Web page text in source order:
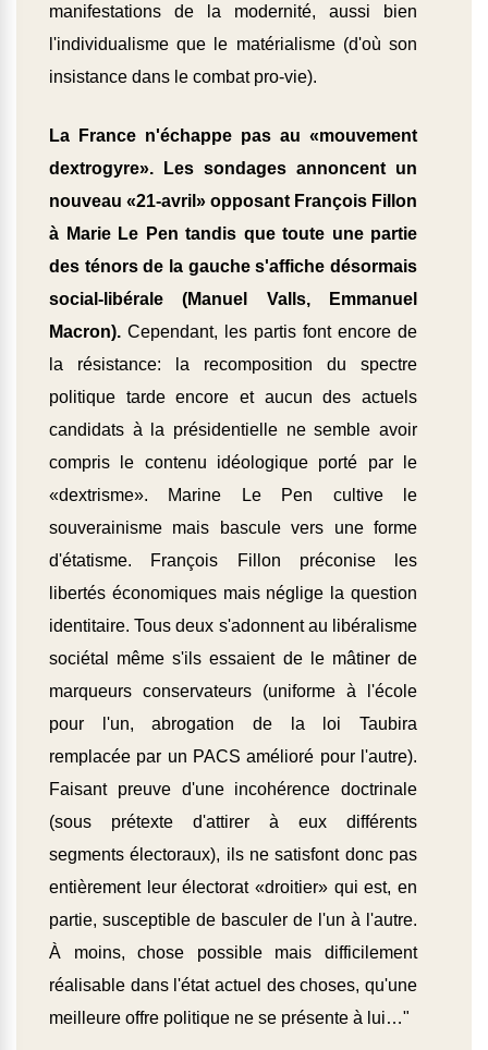
manifestations de la modernité, aussi bien
l'individualisme que le matérialisme (d'où son
insistance dans le combat pro-vie).
La France n'échappe pas au «mouvement
dextrogyre». Les sondages annoncent un
nouveau «21-avril» opposant François Fillon
à Marie Le Pen tandis que toute une partie
des ténors de la gauche s'affiche désormais
social-libérale (Manuel Valls, Emmanuel
Macron). Cependant, les partis font encore de
la résistance: la recomposition du spectre
politique tarde encore et aucun des actuels
candidats à la présidentielle ne semble avoir
compris le contenu idéologique porté par le
«dextrisme». Marine Le Pen cultive le
souverainisme mais bascule vers une forme
d'étatisme. François Fillon préconise les
libertés économiques mais néglige la question
identitaire. Tous deux s'adonnent au libéralisme
sociétal même s'ils essaient de le mâtiner de
marqueurs conservateurs (uniforme à l'école
pour l'un, abrogation de la loi Taubira
remplacée par un PACS amélioré pour l'autre).
Faisant preuve d'une incohérence doctrinale
(sous prétexte d'attirer à eux différents
segments électoraux), ils ne satisfont donc pas
entièrement leur électorat «droitier» qui est, en
partie, susceptible de basculer de l'un à l'autre.
À moins, chose possible mais difficilement
réalisable dans l'état actuel des choses, qu'une
meilleure offre politique ne se présente à lui…"